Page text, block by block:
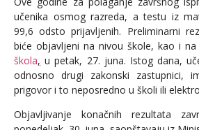
učenika osmog razreda, a testu iz
99,6 odsto prijavljenih. Preliminarni
biće objavljeni na nivou škole, kao i na
škola, u petak, 27. juna. Istog dana,
odnosno drugi zakonski zastupnici,
prigovor i to neposredno u školi ili
Objavljivanje konačnih rezultata